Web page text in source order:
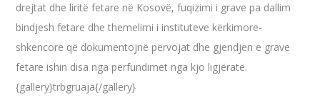
drejtat dhe liritë fetare në Kosovë, fuqizimi i grave pa dallim
bindjesh fetare dhe themelimi i instituteve kërkimore-
shkencore që dokumentojnë përvojat dhe gjendjen e grave
fetare ishin disa nga përfundimet nga kjo ligjëratë.
{gallery}trbgruaja{/gallery}